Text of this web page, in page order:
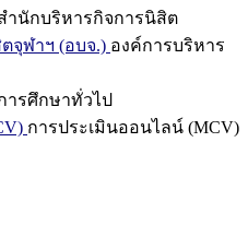
ำนักบริหารกิจการนิสิต
จุฬาฯ (อบจ.) องค์การบริหาร
ารศึกษาทั่วไป
การประเมินออนไลน์ (MCV)